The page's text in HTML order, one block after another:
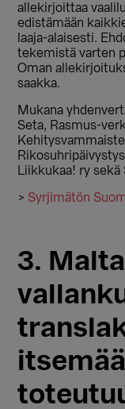
allekirjoittaa
edistämään
laaja-alaisesti.
tekemistä varten
Oman
saakka.
Mukana
Seta, Rasmus-
Liikkukaa! ry
> Syrjimätön
3.